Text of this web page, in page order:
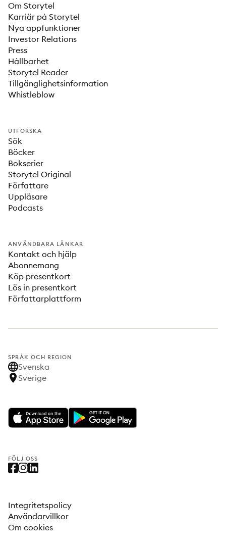
Om Storytel
Karriär på Storytel
Nya appfunktioner
Investor Relations
Press
Hållbarhet
Storytel Reader
Tillgänglighetsinformation
Whistleblow
UTFORSKA
Sök
Böcker
Bokserier
Storytel Original
Författare
Uppläsare
Podcasts
ANVÄNDBARA LÄNKAR
Kontakt och hjälp
Abonnemang
Köp presentkort
Lös in presentkort
Författarplattform
SPRÅK OCH REGION
Svenska
Sverige
FÖLJ OSS
Integritetspolicy
Användarvillkor
Om cookies